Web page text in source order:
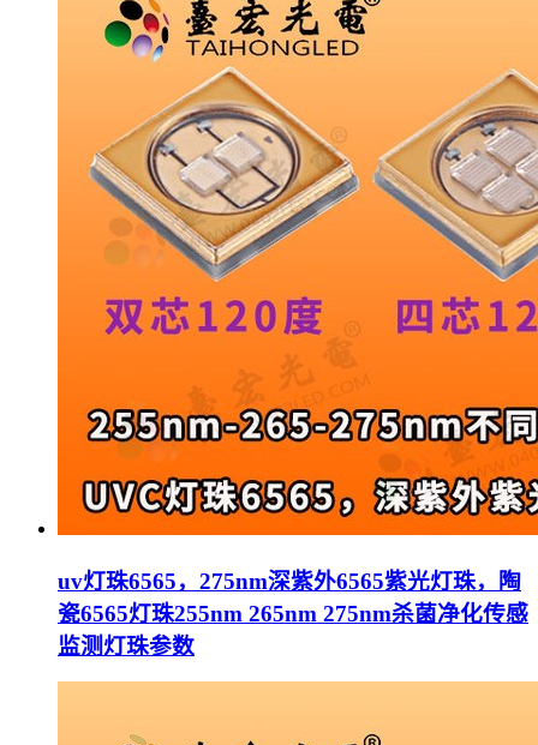
uv灯珠6565，275nm深紫外6565紫光灯珠，陶
瓷6565灯珠255nm 265nm 275nm杀菌净化传感
监测灯珠参数